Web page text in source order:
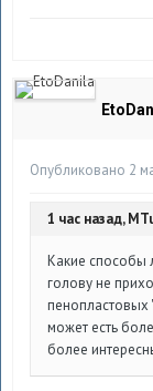
Опубликовано 2
1 час назад,
Какие способы
голову не
пенопластовых
может есть
более